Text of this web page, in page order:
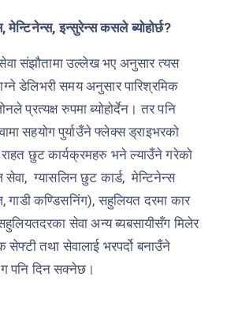
मेन्टिनेन्स, इन्सुरेन्स कसले ब्योहोर्छ?
संझौतामा उल्लेख भए अनुसार त्यस
डेलिभरी समय अनुसार पारिश्रमिक
प्रत्यक्ष रुपमा ब्योहोर्देन। तर पनि
सहयोग पुर्याउँने फ्लेक्स ड्राइभरको
छुट कार्यक्रमहरु भने ल्याउँने गरेको
सेवा, ग्यासलिन छुट कार्ड, मेन्टिनेन्स
कण्डिसनिंग), सहुलियत दरमा कार
सेवा अन्य ब्यबसायीसँग मिलेर
तथा सेवालाई भरपर्दो बनाउँने
पनि दिन सक्नेछ।